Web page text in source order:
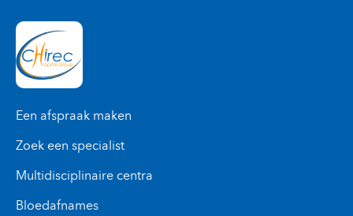
Een afspraak maken
Zoek een specialist
Multidisciplinaire centra
Bloedafnames